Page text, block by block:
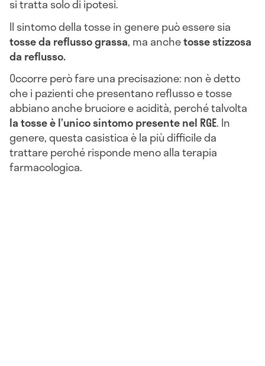
si tratta solo di ipotesi.
Il sintomo della tosse in genere può essere sia
tosse da reflusso grassa, ma anchetosse stizzosa
da reflusso.
Occorre però fare una precisazione: non è detto
che i pazienti che presentano reflusso e tosse
abbiano anche bruciore e acidità, perché talvolta
la tosse è l’unico sintomo presente nel RGE. In
genere, questa casistica è la più difficile da
trattare perché risponde meno alla terapia
farmacologica.